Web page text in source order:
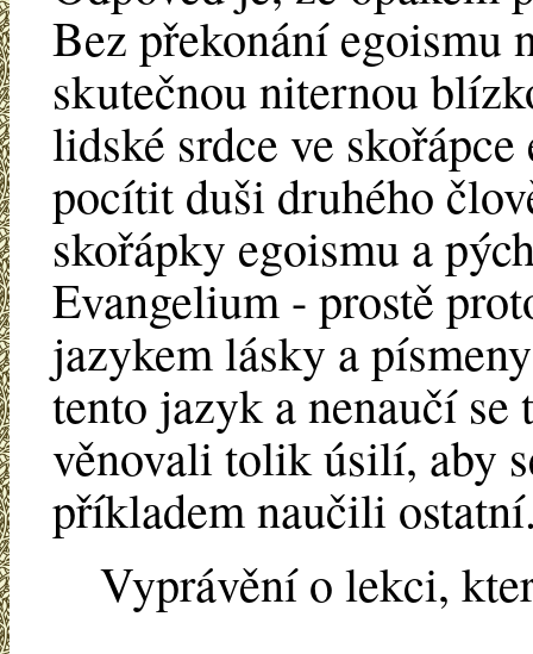
Bez překonání egoismu
skutečnou niternou
lidské srdce ve
pocítit duši druhého
skořápky egoismu a
Evangelium - prostě
jazykem lásky a
tento jazyk a nenaučí se
věnovali tolik úsilí, aby
příkladem naučili
Vyprávění o lekci,